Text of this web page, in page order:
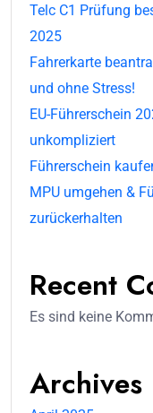
Telc C1 Prüfung
2025
Fahrerkarte
und ohne Stress!
EU-Führerschein
unkompliziert
Führerschein
MPU umgehen &
zurückerhalten
Recent
Es sind keine
Archives